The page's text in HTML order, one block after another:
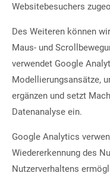
Websitebesuchers
Des Weiteren können
Maus- und
verwendet Google
Modellierungsansätze,
ergänzen und setzt
Datenanalyse ein.
Google Analytics
Wiedererkennung des
Nutzerverhaltens